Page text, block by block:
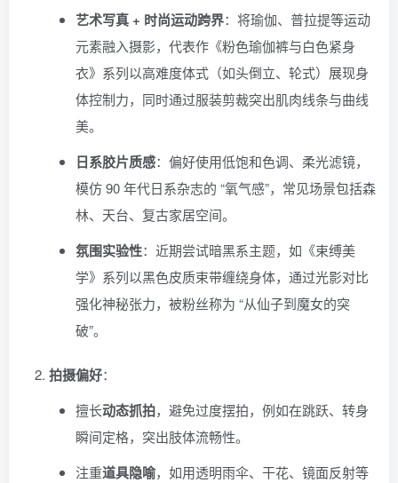
艺术写真 + 时尚运动跨界：将瑜伽、普拉提等运动
元素融入摄影，代表作《粉色瑜伽裤与白色紧身
衣》系列以高难度体式（如头倒立、轮式）展现身
体控制力，同时通过服装剪裁突出肌肉线条与曲线
美。
日系胶片质感：偏好使用低饱和色调、柔光滤镜，
模仿 90 年代日系杂志的 “氧气感”，常见场景包括森
林、天台、复古家居空间。
氛围实验性：近期尝试暗黑系主题，如《束缚美
学》系列以黑色皮质束带缠绕身体，通过光影对比
强化神秘张力，被粉丝称为 “从仙子到魔女的突
破”。
拍摄偏好：
擅长动态抓拍，避免过度摆拍，例如在跳跃、转身
瞬间定格，突出肢体流畅性。
注重道具隐喻，如用透明雨伞、干花、镜面反射等